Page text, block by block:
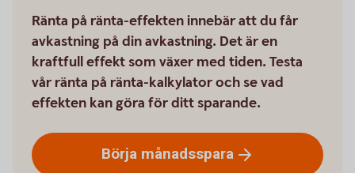
Ränta på ränta-effekten innebär att du får
avkastning på din avkastning. Det är en
kraftfull effekt som växer med tiden. Testa
vår ränta på ränta-kalkylator och se vad
effekten kan göra för ditt sparande.
Börja månadsspara